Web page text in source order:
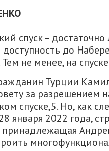
спуск –
доступность до
не менее, на
Турции
за разрешением
спуске,5. Но, как
января 2022 года,
принадлежащая